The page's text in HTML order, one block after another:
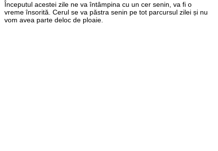
Începutul acestei zile ne va întâmpina cu un cer senin, va fi o
vreme însorită. Cerul se va păstra senin pe tot parcursul zilei și nu
vom avea parte deloc de ploaie.